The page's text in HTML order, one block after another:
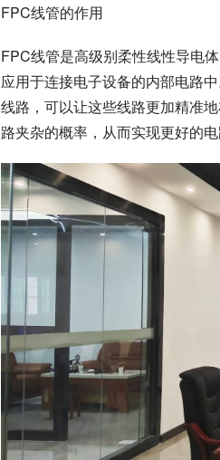
FPC线管的作用
FPC线管是高级别柔性线性导电
应用于连接电子设备的内部电路
线路，可以让这些线路更加精准
路夹杂的概率，从而实现更好的